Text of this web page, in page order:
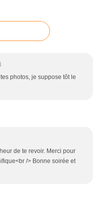
photos, je suppose tôt le
de te revoir. Merci pour
/> Bonne soirée et